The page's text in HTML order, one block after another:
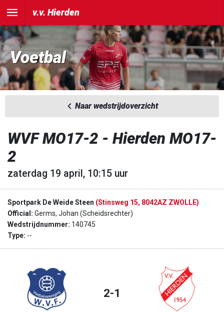
v.v. Hierden
Voetbal
Naar wedstrijdoverzicht
WVF MO17-2 - Hierden MO17-
2
zaterdag 19 april, 10:15 uur
Sportpark De Weide Steen (Stinsweg 15, 8042AZ ZWOLLE)
Official: Germs, Johan (Scheidsrechter)
Wedstrijdnummer: 140745
Type: --
2-1